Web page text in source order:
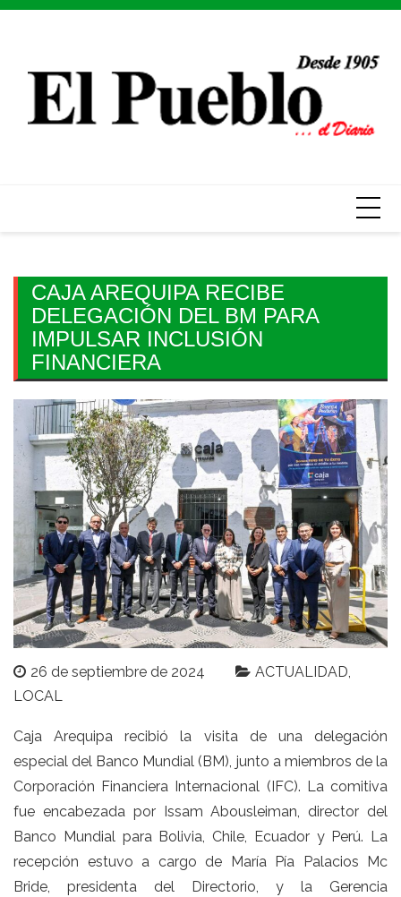
Skip
CAJA AREQUIPA RECIBE
DELEGACIÓN DEL BM PARA
IMPULSAR INCLUSIÓN
FINANCIERA
26 de septiembre de 2024
ACTUALIDAD
LOCAL
Caja Arequipa recibió la visita de una delegación
especial del Banco Mundial (BM), junto a miembros de la
Corporación Financiera Internacional (IFC). La comitiva
fue encabezada por Issam Abousleiman, director del
Banco Mundial para Bolivia, Chile, Ecuador y Perú. La
recepción estuvo a cargo de María Pía Palacios Mc
Bride, presidenta del Directorio, y la Gerencia